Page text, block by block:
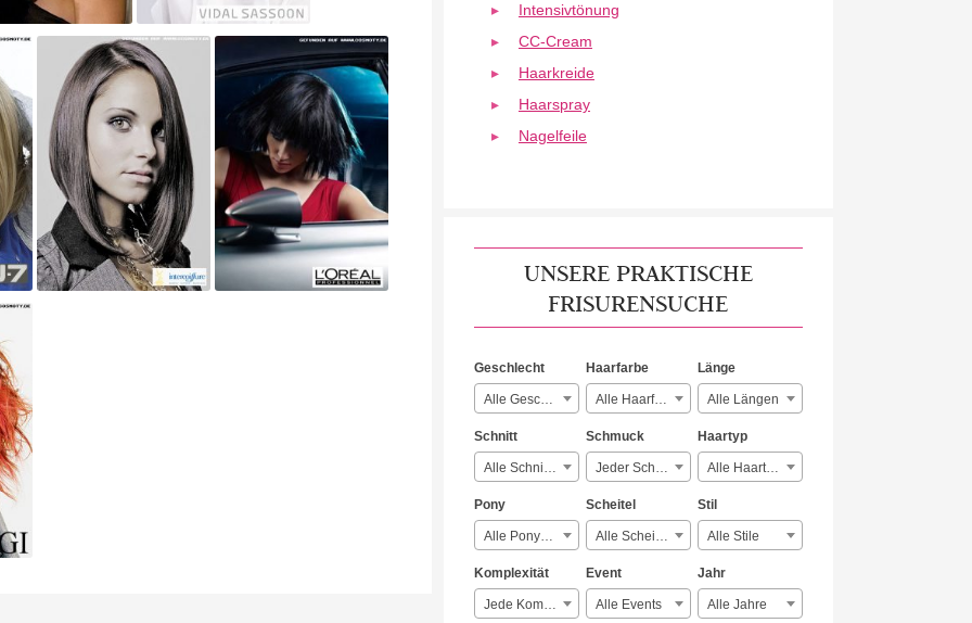
Intensivtönung
CC-Cream
Haarkreide
Haarspray
Nagelfeile
UNSERE PRAKTISCHE
FRISURENSUCHE
Geschlecht
Alle Geschlechter
Haarfarbe
Alle Haarfarben
Länge
Alle Längen
Schnitt
Alle Schnitte
Schmuck
Jeder Schmuck
Haartyp
Alle Haartypen
Pony
Alle Ponyarten
Scheitel
Alle Scheitelarten
Stil
Alle Stile
Komplexität
Jede Komplexität
Event
Alle Events
Jahr
Alle Jahre